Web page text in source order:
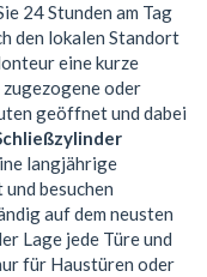
24 Stunden am Tag
den lokalen Standort
eine kurze
oder
geöffnet und dabei
langjährige
besuchen
auf dem neusten
Lage jede Türe und
für Haustüren oder